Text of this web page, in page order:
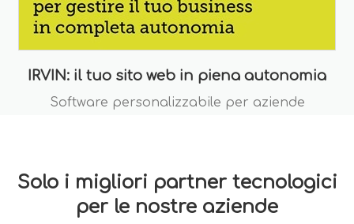
IRVIN: il tuo sito web in piena autonomia
Software personalizzabile per aziende
Solo i migliori partner tecnologici
per le nostre aziende